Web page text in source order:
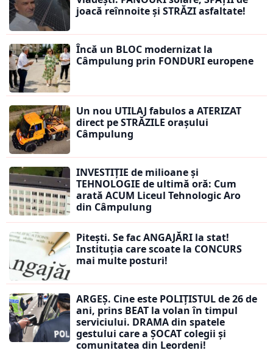
joacă reînnoite și STRĂZI asfaltate!
Încă un BLOC modernizat la
Câmpulung prin FONDURI europene
Un nou UTILAJ fabulos a ATERIZAT
direct pe STRĂZILE orașului
Câmpulung
INVESTIȚIE de milioane și
TEHNOLOGIE de ultimă oră: Cum
arată ACUM Liceul Tehnologic Aro
din Câmpulung
Pitești. Se fac ANGAJĂRI la stat!
Instituția care scoate la CONCURS
mai multe posturi!
ARGEȘ. Cine este POLIȚISTUL de 26 de
ani, prins BEAT la volan în timpul
serviciului. DRAMA din spatele
gestului care a ȘOCAT colegii și
comunitatea din Leordeni!